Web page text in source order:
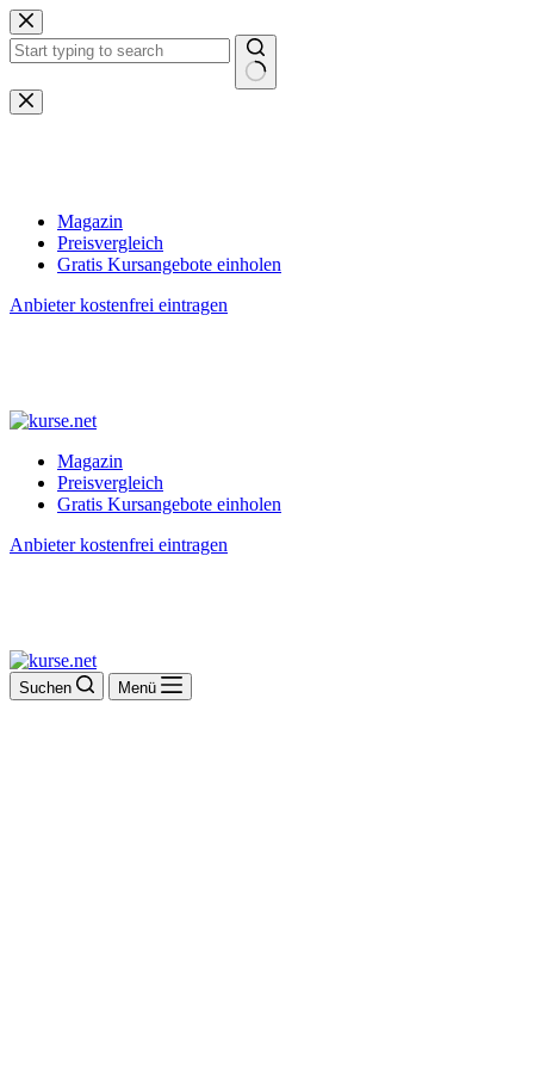
Zum
Inhalt
springen
Keine
Ergebnisse
Magazin
Preisvergleich
Gratis Kursangebote einholen
Anbieter kostenfrei eintragen
Magazin
Preisvergleich
Gratis Kursangebote einholen
Anbieter kostenfrei eintragen
Suchen Menü